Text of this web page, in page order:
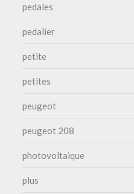
pedales
pedalier
petite
petites
peugeot
peugeot 208
photovoltaique
plus